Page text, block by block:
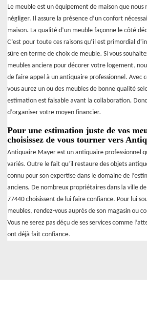
Le meuble est un équipement de maison que nous
négliger. Il assure la présence d’un confort
maison. La qualité d’un meuble façonne le côté
C’est pour toute ces raisons qu’il est primordial
sûre en terme de choix de meuble. Si vous
meubles anciens pour décorer votre logement,
de faire appel à un antiquaire professionnel. Avec
vous aurez un ou des meubles de bonne qualité
estimation est faisable avant la collaboration.
d’organiser votre moyen financier.
Pour une estimation juste de vos
choisissez de vous tourner vers
Antiquaire Mayer est un antiquaire professionnel
variés. Outre le fait qu’il restaure des objets
connu pour son expertise dans le domaine de
anciens. De nombreux propriétaires dans la ville de
77440 choisissent de lui faire confiance. Pour lui
meubles, rendez-vous auprès de son magasin ou
Vous ne serez pas déçu de ses services comme
ont déjà fait confiance.